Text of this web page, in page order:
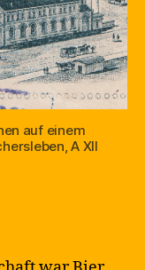
auf einem
A XII